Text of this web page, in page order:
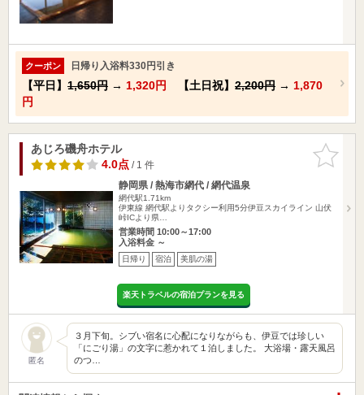
クーポン 日帰り入浴料330円引き
【平日】 1,650円 → 1,320円 【土日祝】 2,200円 → 1,870
円
お気に入
りに追加
あじろ磯舟ホテル
4.0点/ 1 件
静岡県 / 熱海市網代 / 網代温泉
網代駅1.71km
伊東線 網代駅よりタクシー利用5分伊豆スカイライン 山伏
峠ICより県…
営業時間 10:00～17:00
入浴料金 ～
日帰り 宿泊 美肌の湯
楽天トラベルの宿泊プランを見る
匿名
３月下旬。シブい宿名に心配になりながらも、伊豆では珍しい
「にごり湯」の文字に惹かれて１泊しました。 大浴場・露天風呂
のつ…